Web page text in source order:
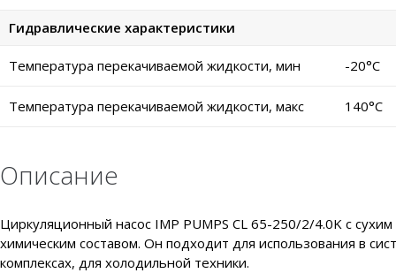
Гидравлические характеристики
Температура перекачиваемой жидкости, мин -20°C
Температура перекачиваемой жидкости, макс 140°C
Описание
Циркуляционный насос IMP PUMPS CL 65-250/2/4.0K с
химическим составом. Он подходит для использования в
комплексах, для холодильной техники.